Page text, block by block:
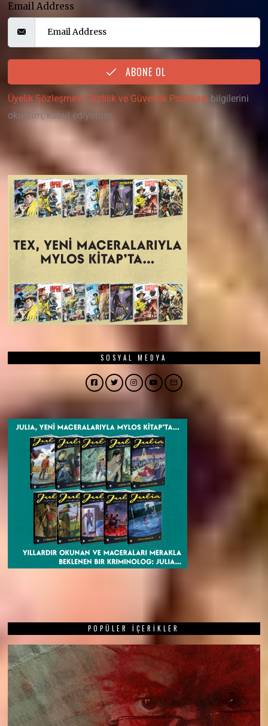
Email Address
ABONE OL
Üyelik Sözleşmesi, Gizlilik ve Güvenlik Politikası bilgilerini
okudum, kabul ediyorum.
SOSYAL MEDYA
Facebook
TwitterInstagram
YouTubeEmail
POPÜLER İÇERIKLER